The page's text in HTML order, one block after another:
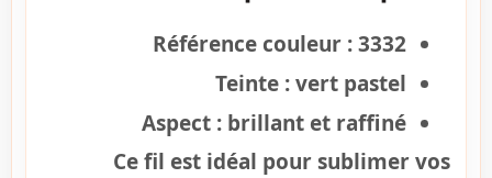
Référence couleur :3332
Teinte :vert pastel
Aspect : brillant et raffiné
Ce fil est idéal pour sublimer vos